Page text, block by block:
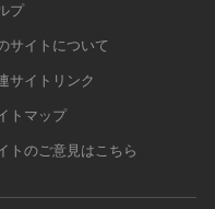
プ
サイトについて
サイトリンク
トマップ
トのご意見はこちら